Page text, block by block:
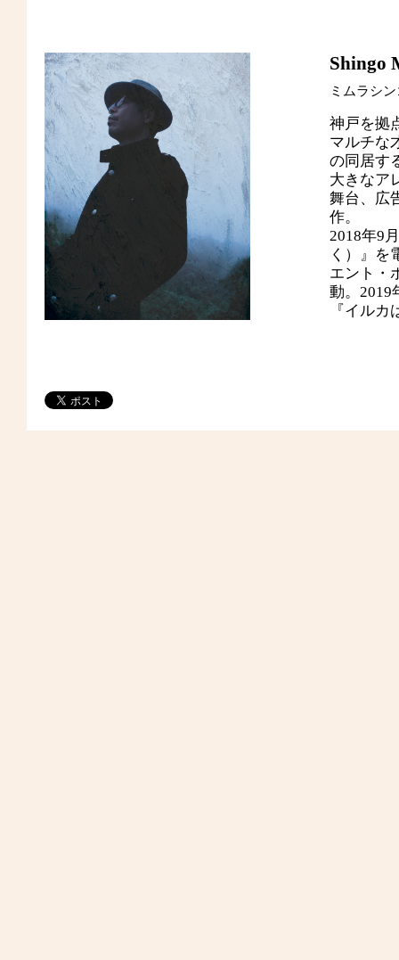
Shingo
ミムラシ
神戸を拠
マルチな
の同居す
大きなア
舞台、広
作。
2018年9
く）』を
エント・
動。2019
『イル